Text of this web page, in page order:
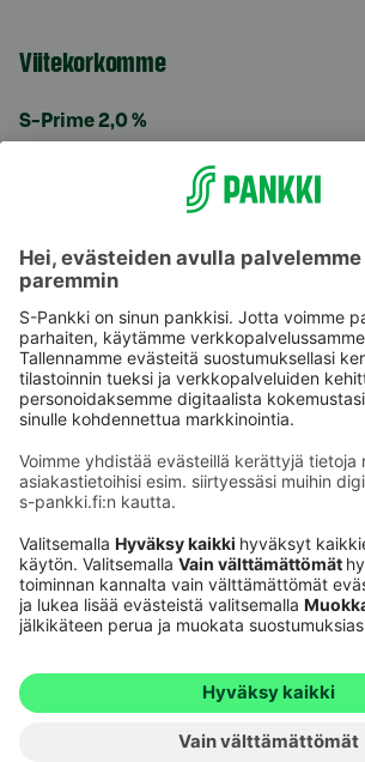
Viitekorkomme
S-Prime 2,0 %
Käyttöehdot
Saavutettavuusseloste
Evästeet
Verkkopalvelujen käytön edellytykset